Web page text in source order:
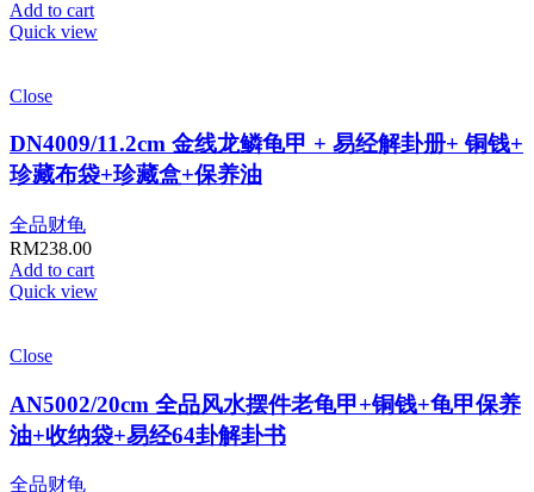
Add to cart
Quick view
Close
DN4009/11.2cm 金线龙鳞龟甲 + 易经解卦册+ 铜钱+
珍藏布袋+珍藏盒+保养油
全品财龟
RM238.00
Add to cart
Quick view
Close
AN5002/20cm 全品风水摆件老龟甲+铜钱+龟甲保养
油+收纳袋+易经64卦解卦书
全品财龟